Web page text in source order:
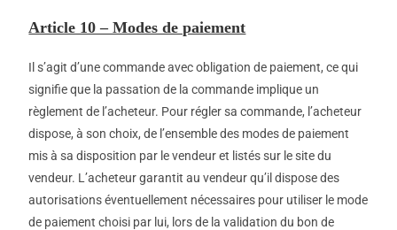
Article 10 – Modes de paiement
Il s’agit d’une commande avec obligation de paiement, ce qui
signifie que la passation de la commande implique un
règlement de l’acheteur. Pour régler sa commande, l’acheteur
dispose, à son choix, de l’ensemble des modes de paiement
mis à sa disposition par le vendeur et listés sur le site du
vendeur. L’acheteur garantit au vendeur qu’il dispose des
autorisations éventuellement nécessaires pour utiliser le mode
de paiement choisi par lui, lors de la validation du bon de